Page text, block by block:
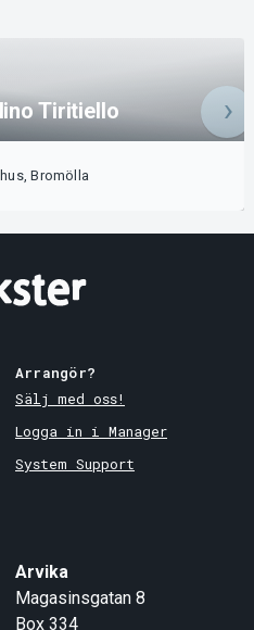
Tiritiello
Bromölla
Arrangör?
Sälj med oss!
Logga in i Manager
System Support
Arvika
Magasinsgatan 8
Box 334